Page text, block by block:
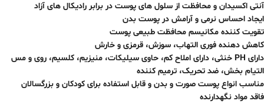
آنتی اکسیدان و محافظت از سلول های پوست در برابر رادیکال های آزاد
ایجاد احساس نرمی و آرامش در پوست بدن
تقویت کننده مکانیسم محافظت طبیعی پوست
کاهش دهنده فوری التهاب، سوزش، قرمزی و خارش
دارای PH خنثی، دارای املاح کم، حاوی سیلیکات، منیزیم، کلسیم، روی و مس
التیام بخش، ضد تحریک، ترمیم کننده
مناسب انواع پوست صورت و بدن و قابل استفاده برای کودکان و بزرگسالان
فاقد مواد نگهدارنده